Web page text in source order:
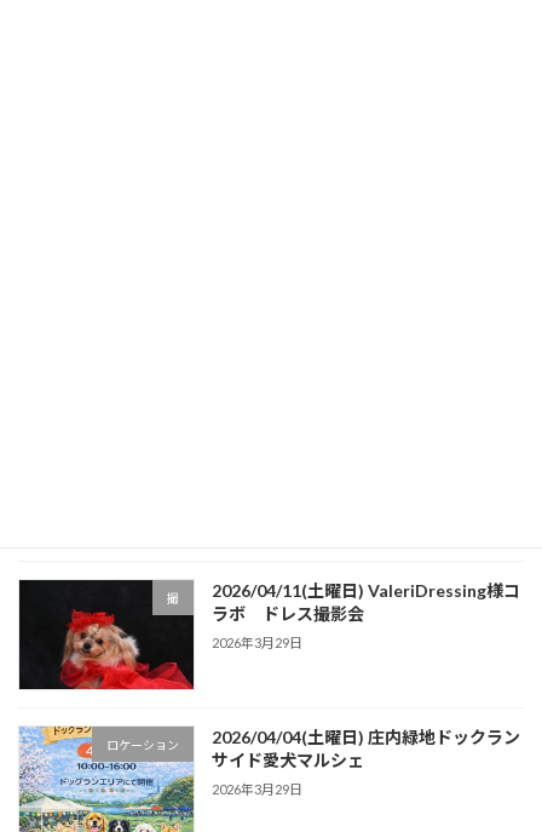
撮
2026/04/11(土曜日) ValeriDressing様コ
ラボ ドレス撮影会
2026年3月29日
ロケーション
2026/04/04(土曜日) 庄内緑地ドックラン
サイド愛犬マルシェ
2026年3月29日